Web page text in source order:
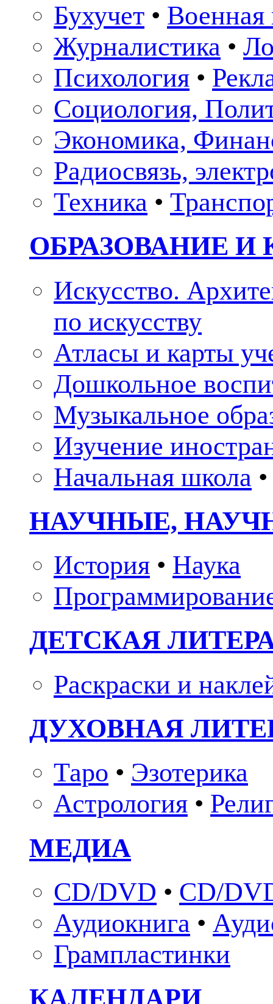
Бухучет • Военная
Журналистика •
Психология •
Социология,
Экономика,
Радиосвязь,
Техника •
ОБРАЗОВАНИЕ И
Искусство.
по искусству
Атласы и карты
Дошкольное
Музыкальное
Изучение
Начальная школа •
НАУЧНЫЕ,
История • Наука
ДЕТСКАЯ
Раскраски и
ДУХОВНАЯ
Таро • Эзотерика
Астрология •
МЕДИА
CD/DVD • CD/
Аудиокнига •
Грампластинки